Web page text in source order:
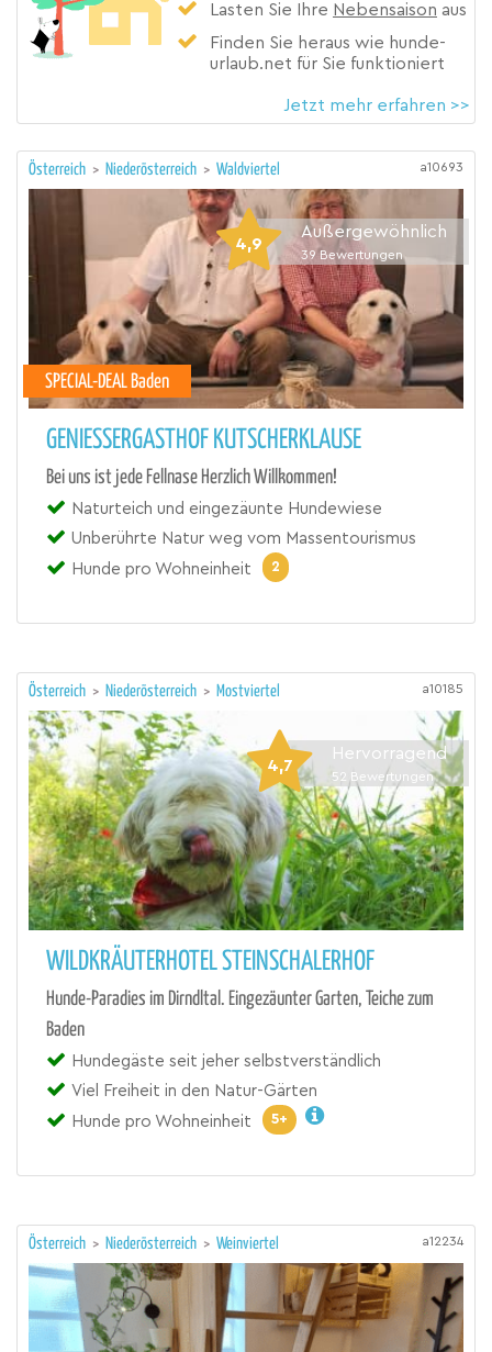
Lasten Sie Ihre Nebensaison aus
Finden Sie heraus wie hunde-
urlaub.net für Sie funktioniert
Jetzt mehr erfahren >>
Österreich > Niederösterreich > Waldviertel a10693
4,9
Außergewöhnlich
39 Bewertungen
SPECIAL-DEAL Baden
GENIESSERGASTHOF KUTSCHERKLAUSE
Bei uns ist jede Fellnase Herzlich Willkommen!
Naturteich und eingezäunte Hundewiese
Unberührte Natur weg vom Massentourismus
Hunde pro Wohneinheit
2
Österreich > Niederösterreich > Mostviertel a10185
4,7
Hervorragend
52 Bewertungen
WILDKRÄUTERHOTEL STEINSCHALERHOF
Hunde-Paradies im Dirndltal. Eingezäunter Garten, Teiche zum
Baden
Hundegäste seit jeher selbstverständlich
Viel Freiheit in den Natur-Gärten
Hunde pro Wohneinheit
5+
Österreich > Niederösterreich > Weinviertel a12234